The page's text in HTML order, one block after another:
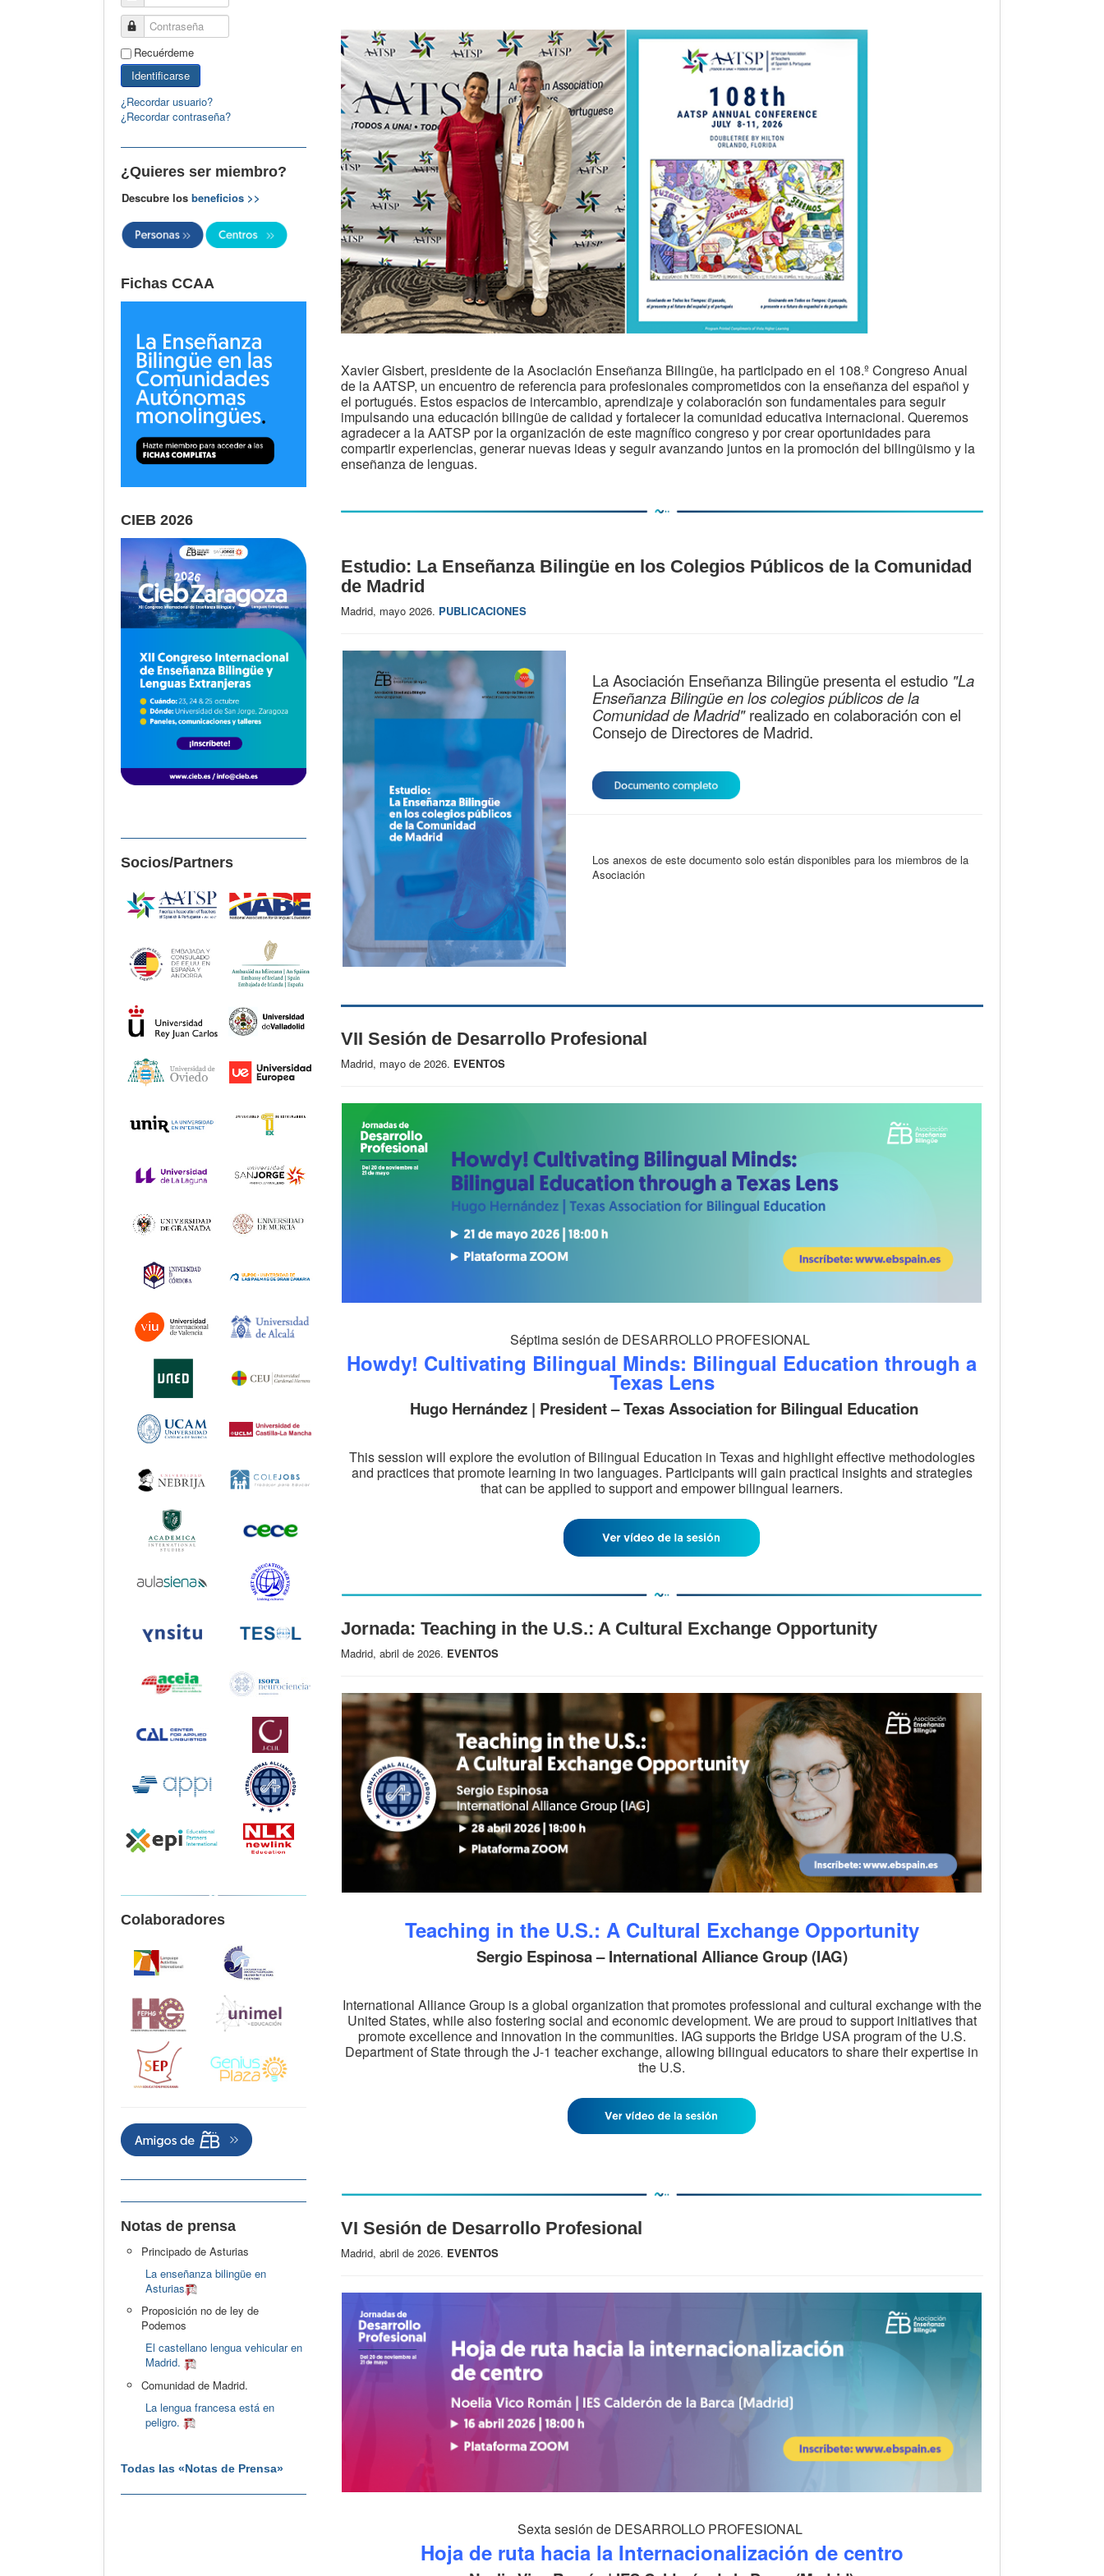
Contraseña
Recuérdeme
Identificarse
¿Recordar usuario?
¿Recordar contraseña?
¿Quieres ser miembro?
Descubre los beneficios >>
Fichas CCAA
CIEB 2026
Socios/Partners
Colaboradores
Notas de prensa
Principado de Asturias
La enseñanza bilingüe en
Asturias
Proposición no de ley de
Podemos
El castellano lengua vehicular en
Madrid.
Comunidad de Madrid.
La lengua francesa está en
peligro.
Todas las «Notas de Prensa»
Xavier Gisbert, presidente de la Asociación Enseñanza Bilingüe, ha participado en el 108.º Congreso Anual
de la AATSP, un encuentro de referencia para profesionales comprometidos con la enseñanza del español y
el portugués. Estos espacios de intercambio, aprendizaje y colaboración son fundamentales para seguir
impulsando una educación bilingüe de calidad y fortalecer la comunidad educativa internacional. Queremos
agradecer a la AATSP por la organización de este magnífico congreso y por crear oportunidades para
compartir experiencias, generar nuevas ideas y seguir avanzando juntos en la promoción del bilingüismo y la
enseñanza de lenguas.
Estudio: La Enseñanza Bilingüe en los Colegios Públicos de la Comunidad
de Madrid
Madrid, mayo 2026. PUBLICACIONES
La Asociación Enseñanza Bilingüe presenta el estudio"La
Enseñanza Bilingüe en los colegios públicos de la
Comunidad de Madrid"realizado en colaboración con el
Consejo de Directores de Madrid.
Los anexos de este documento solo están disponibles para los miembros de la
Asociación
VII Sesión de Desarrollo Profesional
Madrid, mayo de 2026. EVENTOS
Séptima sesión de DESARROLLO PROFESIONAL
Howdy! Cultivating Bilingual Minds: Bilingual Education through a
Texas Lens
Hugo Hernández | President – Texas Association for Bilingual Education
This session will explore the evolution of Bilingual Education in Texas and highlight effective methodologies
and practices that promote learning in two languages. Participants will gain practical insights and strategies
that can be applied to support and empower bilingual learners.
Jornada: Teaching in the U.S.: A Cultural Exchange Opportunity
Madrid, abril de 2026. EVENTOS
Teaching in the U.S.: A Cultural Exchange Opportunity
Sergio Espinosa – International Alliance Group (IAG)
International Alliance Group is a global organization that promotes professional and cultural exchange with the
United States, while also fostering social and economic development. We are proud to support initiatives that
promote excellence and innovation in the communities. IAG supports the Bridge USA program of the U.S.
Department of State through the J-1 teacher exchange, allowing bilingual educators to share their expertise in
the U.S.
VI Sesión de Desarrollo Profesional
Madrid, abril de 2026. EVENTOS
Sexta sesión de DESARROLLO PROFESIONAL
Hoja de ruta hacia la Internacionalización de centro